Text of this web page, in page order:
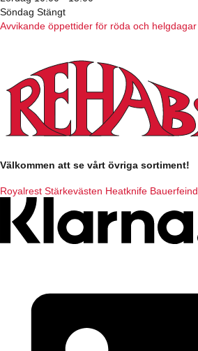
Söndag Stängt
Avvikande öppettider för röda och helgdagar
Välkommen att se vårt övriga sortiment!
Royalrest Stärkevästen Heatknife Bauerfeind